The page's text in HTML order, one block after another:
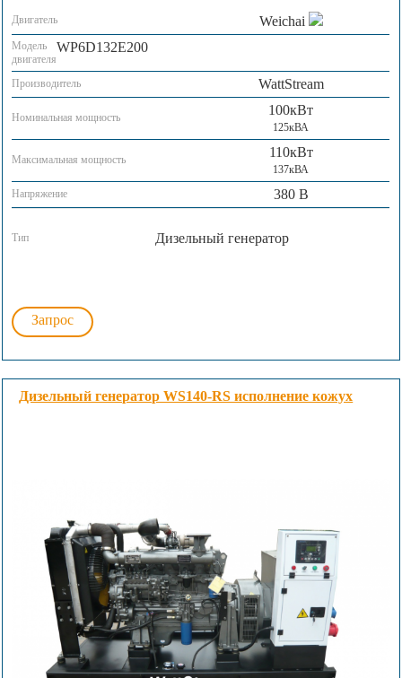
Двигатель Weichai
Модель
двигателя
WP6D132E200
Производитель WattStream
Номинальная мощность 100кВт
125кВА
Максимальная мощность 110кВт
137кВА
Напряжение
380 В
Тип Дизельный генератор
Запрос
Дизельный генератор WS140-RS исполнение кожух